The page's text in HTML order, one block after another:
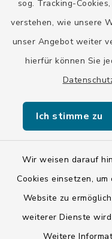
sog. Tracking-
verstehen, wie unsere
unser Angebot weiter
hierfür können Sie
Ich stimme zu
Wir weisen darauf
Cookies einsetzen,
Website zu
weiterer Dienste
Weitere
BayernPortal